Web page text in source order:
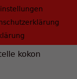
kokon